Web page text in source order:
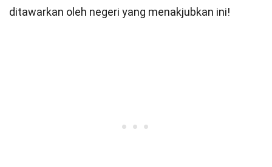
ditawarkan oleh negeri yang menakjubkan ini!